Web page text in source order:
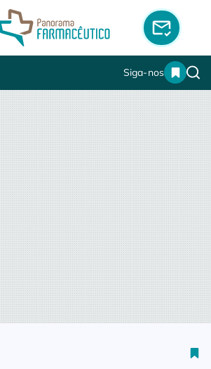
Siga-nos
PGR investiga responsabilidade de